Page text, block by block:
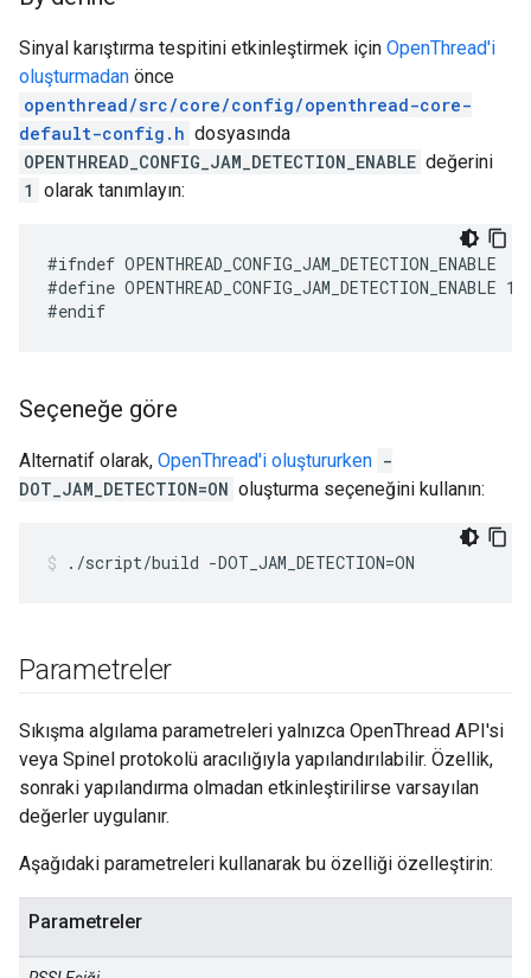
Sinyal karıştırma tespitini etkinleştirmek için OpenThread'i
oluşturmadan önce
openthread/src/core/config/openthread-core-
default-config.h dosyasında
OPENTHREAD_CONFIG_JAM_DETECTION_ENABLE değerini
1 olarak tanımlayın:
#define OPENTHREAD_CONFIG_JAM_DETECTION_ENABLE 1
Seçeneğe göre
Alternatif olarak, OpenThread'i oluştururken -
DOT_JAM_DETECTION=ON oluşturma seçeneğini kullanın:
./script/build -DOT_JAM_DETECTION=ON
Parametreler
Sıkışma algılama parametreleri yalnızca OpenThread API'si
veya Spinel protokolü aracılığıyla yapılandırılabilir. Özellik,
sonraki yapılandırma olmadan etkinleştirilirse varsayılan
değerler uygulanır.
Aşağıdaki parametreleri kullanarak bu özelliği özelleştirin:
Parametreler